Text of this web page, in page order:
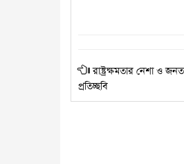
রাষ্ট্রক্ষমতার নেশা ও
প্রতিচ্ছবি